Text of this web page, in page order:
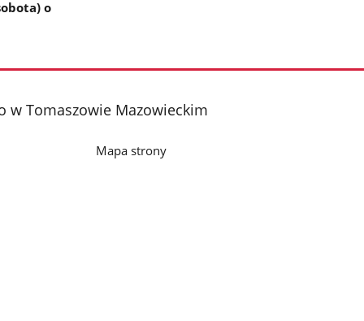
o
w Tomaszowie Mazowieckim
Mapa strony